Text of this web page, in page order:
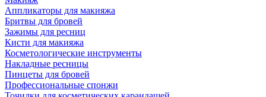
Аппликаторы для макияжа
Бритвы для бровей
Зажимы для ресниц
Кисти для макияжа
Косметологические инструменты
Накладные ресницы
Пинцеты для бровей
Профессиональные спонжи